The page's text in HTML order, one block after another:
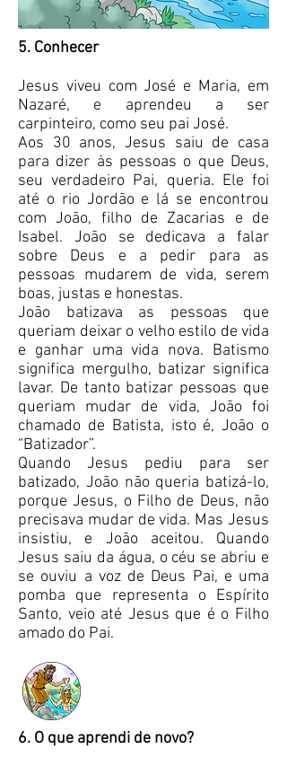
5. Conhecer
Jesus viveu com José e Maria, em
Nazaré, e aprendeu a ser
carpinteiro, como seu pai José.
Aos 30 anos, Jesus saiu de casa
para dizer às pessoas o que Deus,
seu verdadeiro Pai, queria. Ele foi
até o rio Jordão e lá se encontrou
com João, filho de Zacarias e de
Isabel. João se dedicava a falar
sobre Deus e a pedir para as
pessoas mudarem de vida, serem
boas, justas e honestas.
João batizava as pessoas que
queriam deixar o velho estilo de vida
e ganhar uma vida nova. Batismo
significa mergulho, batizar significa
lavar. De tanto batizar pessoas que
queriam mudar de vida, João foi
chamado de Batista, isto é, João o
“Batizador”.
Quando Jesus pediu para ser
batizado, João não queria batizá-lo,
porque Jesus, o Filho de Deus, não
precisava mudar de vida. Mas Jesus
insistiu, e João aceitou. Quando
Jesus saiu da água, o céu se abriu e
se ouviu a voz de Deus Pai, e uma
pomba que representa o Espírito
Santo, veio até Jesus que é o Filho
amado do Pai.
6. O que aprendi de novo?